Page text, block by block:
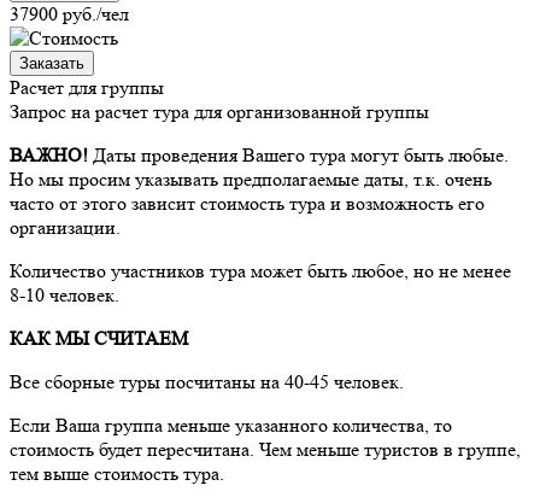
37900 руб./чел
Заказать
Расчет для группы
Запрос на расчет тура для организованной группы
ВАЖНО! Даты проведения Вашего тура могут быть любые.
Но мы просим указывать предполагаемые даты, т.к. очень
часто от этого зависит стоимость тура и возможность его
организации.
Количество участников тура может быть любое, но не менее
8-10 человек.
КАК МЫ СЧИТАЕМ
Все сборные туры посчитаны на 40-45 человек.
Если Ваша группа меньше указанного количества, то
стоимость будет пересчитана. Чем меньше туристов в группе,
тем выше стоимость тура.